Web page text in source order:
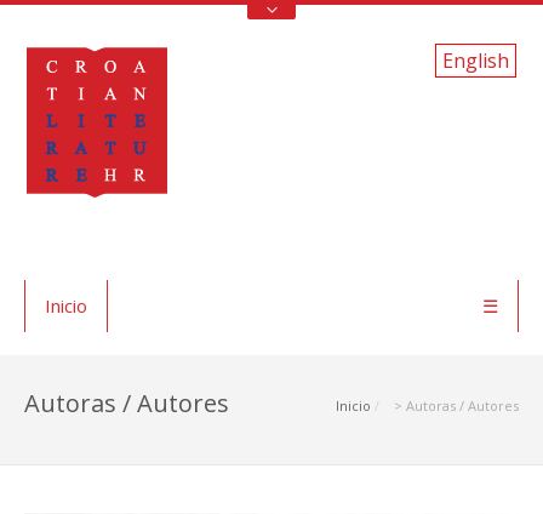
English
Inicio ☰
Inicio > Autoras / Autores
Autoras / Autores